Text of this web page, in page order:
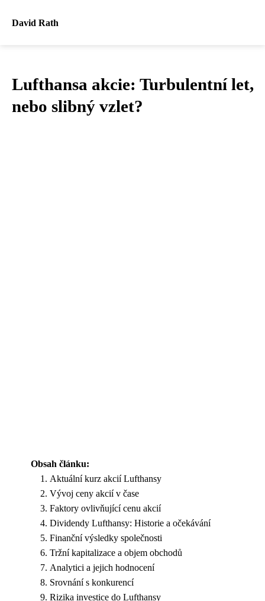
David Rath
Lufthansa akcie: Turbulentní let,
nebo slibný vzlet?
Obsah článku:
Aktuální kurz akcií Lufthansy
Vývoj ceny akcií v čase
Faktory ovlivňující cenu akcií
Dividendy Lufthansy: Historie a očekávání
Finanční výsledky společnosti
Tržní kapitalizace a objem obchodů
Analytici a jejich hodnocení
Srovnání s konkurencí
Rizika investice do Lufthansy